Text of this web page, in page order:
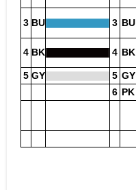
3 BU 3 BU
4 BK 4 BK
5 GY 5 GY
6 PK